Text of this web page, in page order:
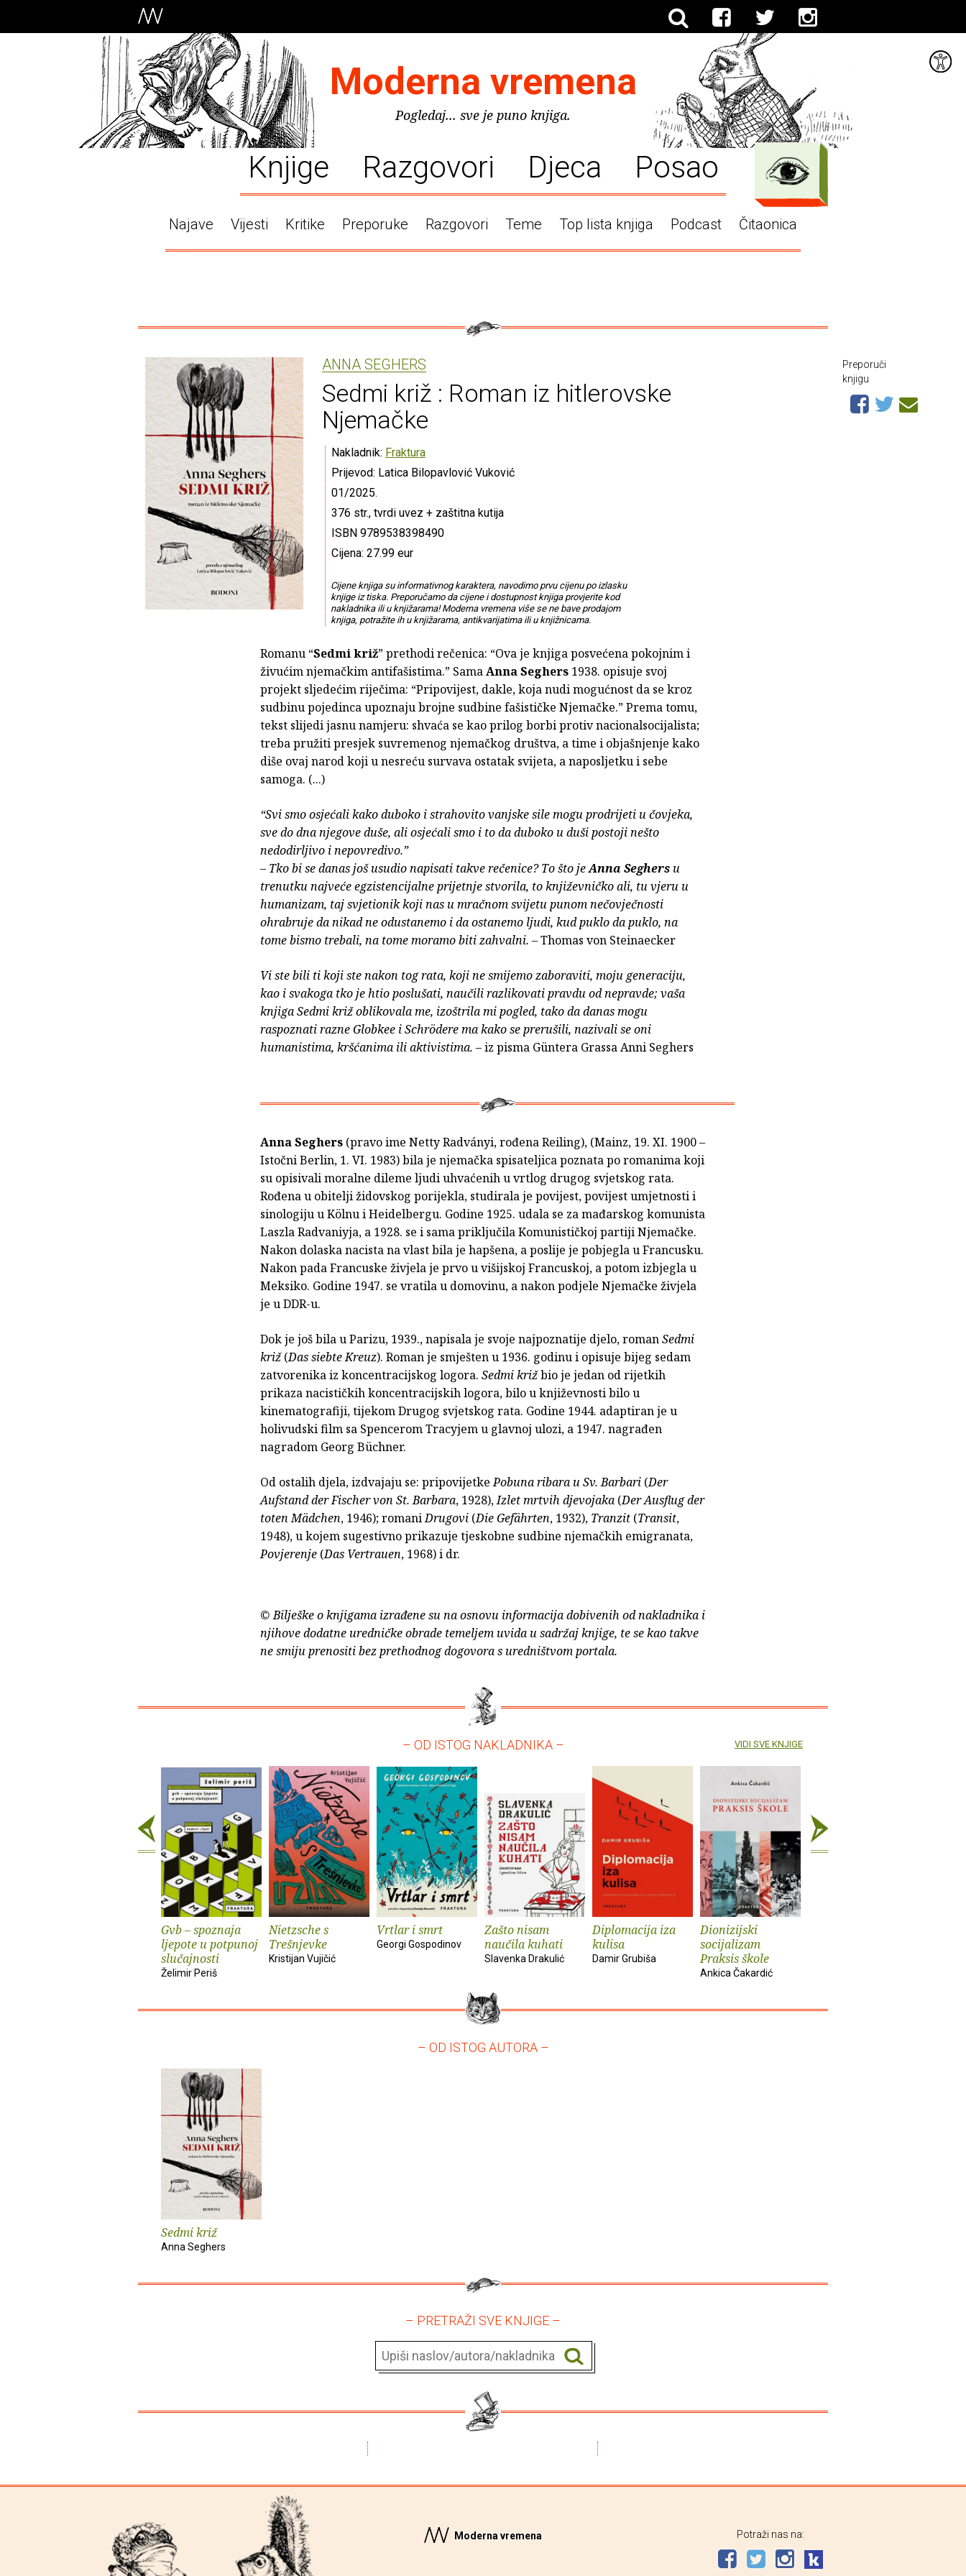
Moderna vremena
Pogledaj... sve je puno knjiga.
Knjige Razgovori Djeca Posao
Najave Vijesti Kritike Preporuke Razgovori Teme Top lista knjiga Podcast Čitaonica
ANNA SEGHERS
Sedmi križ : Roman iz hitlerovske
Njemačke
Nakladnik: Fraktura
Prijevod: Latica Bilopavlović Vuković
01/2025.
376 str., tvrdi uvez + zaštitna kutija
ISBN 9789538398490
Cijena: 27.99 eur
Cijene knjiga su informativnog karaktera, navodimo prvu cijenu po izlasku
knjige iz tiska. Preporučamo da cijene i dostupnost knjiga provjerite kod
nakladnika ili u knjižarama! Moderna vremena više se ne bave prodajom
knjiga, potražite ih u knjižarama, antikvarijatima ili u knjižnicama.
Romanu “Sedmi križ” prethodi rečenica: “Ova je knjiga posvećena pokojnim i
živućim njemačkim antifašistima.” SamaAnna Seghers 1938. opisuje svoj
projekt sljedećim riječima: “Pripovijest, dakle, koja nudi mogućnost da se kroz
sudbinu pojedinca upoznaju brojne sudbine fašističke Njemačke.” Prema tomu,
tekst slijedi jasnu namjeru: shvaća se kao prilog borbi protiv nacionalsocijalista;
treba pružiti presjek suvremenog njemačkog društva, a time i objašnjenje kako
diše ovaj narod koji u nesreću survava ostatak svijeta, a naposljetku i sebe
samoga. (...)
“Svi smo osjećali kako duboko i strahovito vanjske sile mogu prodrijeti u čovjeka,
sve do dna njegove duše, ali osjećali smo i to da duboko u duši postoji nešto
nedodirljivo i nepovredivo.”
– Tko bi se danas još usudio napisati takve rečenice? To što jeAnna Seghers u
trenutku najveće egzistencijalne prijetnje stvorila, to književničko ali, tu vjeru u
humanizam, taj svjetionik koji nas u mračnom svijetu punom nečovječnosti
ohrabruje da nikad ne odustanemo i da ostanemo ljudi, kud puklo da puklo, na
tome bismo trebali, na tome moramo biti zahvalni. – Thomas von Steinaecker
Vi ste bili ti koji ste nakon tog rata, koji ne smijemo zaboraviti, moju generaciju,
kao i svakoga tko je htio poslušati, naučili razlikovati pravdu od nepravde; vaša
knjiga Sedmi križ oblikovala me, izoštrila mi pogled, tako da danas mogu
raspoznati razne Globkee i Schrödere ma kako se prerušili, nazivali se oni
humanistima, kršćanima ili aktivistima. – iz pisma Güntera Grassa Anni Seghers
Anna Seghers (pravo ime Netty Radványi, rođena Reiling), (Mainz, 19. XI. 1900 –
Istočni Berlin, 1. VI. 1983) bila je njemačka spisateljica poznata po romanima koji
su opisivali moralne dileme ljudi uhvaćenih u vrtlog drugog svjetskog rata.
Rođena u obitelji židovskog porijekla, studirala je povijest, povijest umjetnosti i
sinologiju u Kölnu i Heidelbergu. Godine 1925. udala se za mađarskog komunista
Laszla Radvaniyja, a 1928. se i sama priključila Komunističkoj partiji Njemačke.
Nakon dolaska nacista na vlast bila je hapšena, a poslije je pobjegla u Francusku.
Nakon pada Francuske živjela je prvo u višijskoj Francuskoj, a potom izbjegla u
Meksiko. Godine 1947. se vratila u domovinu, a nakon podjele Njemačke živjela
je u DDR-u.
Dok je još bila u Parizu, 1939., napisala je svoje najpoznatije djelo, romanSedmi
križ(Das siebte Kreuz). Roman je smješten u 1936. godinu i opisuje bijeg sedam
zatvorenika iz koncentracijskog logora. Sedmi križbio je jedan od rijetkih
prikaza nacističkih koncentracijskih logora, bilo u književnosti bilo u
kinematografiji, tijekom Drugog svjetskog rata. Godine 1944. adaptiran je u
holivudski film sa Spencerom Tracyjem u glavnoj ulozi, a 1947. nagrađen
nagradom Georg Büchner.
Od ostalih djela, izdvajaju se: pripovijetkePobuna ribara u Sv. Barbari (Der
Aufstand der Fischer von St. Barbara, 1928),Izlet mrtvih djevojaka (Der Ausflug der
toten Mädchen, 1946); romaniDrugovi (Die Gefährten, 1932), Tranzit (Transit,
1948), u kojem sugestivno prikazuje tjeskobne sudbine njemačkih emigranata,
Povjerenje (Das Vertrauen, 1968) i dr.
© Bilješke o knjigama izrađene su na osnovu informacija dobivenih od nakladnika i
njihove dodatne uredničke obrade temeljem uvida u sadržaj knjige, te se kao takve
ne smiju prenositi bez prethodnog dogovora s uredništvom portala.
Preporuči
knjigu
– OD ISTOG NAKLADNIKA –
Gvb – spoznaja
ljepote u potpunoj
slučajnosti
Želimir Periš
Nietzsche s
Trešnjevke
Kristijan Vujičić
Vrtlar i smrt
Georgi Gospodinov
Zašto nisam
naučila kuhati
Slavenka Drakulić
Diplomacija iza
kulisa
Damir Grubiša
Dionizijski
socijalizam
Praksis škole
Ankica Čakardić
VIDI SVE KNJIGE
– OD ISTOG AUTORA –
Sedmi križ
Anna Seghers
– PRETRAŽI SVE KNJIGE –
Moderna vremena Potraži nas na: